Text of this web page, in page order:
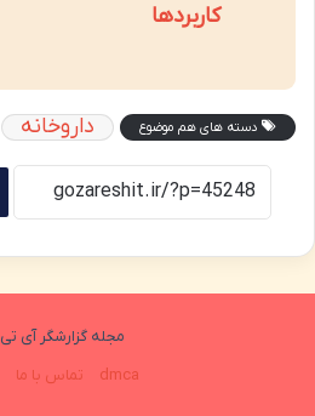
کاربردها
دسته های هم موضوع داروخانه
مجله گزارشگر آی تی 2026
dmca
تماس با ما